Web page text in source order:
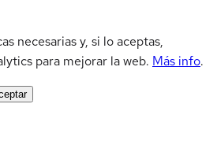
necesarias y, si lo aceptas,
para mejorar la web. Más info.